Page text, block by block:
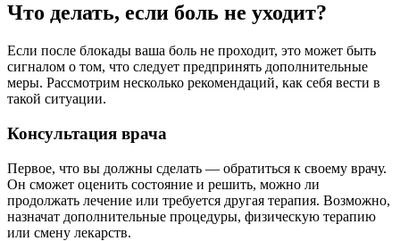
Что делать, если боль не уходит?
Если после блокады ваша боль не проходит, это может быть
сигналом о том, что следует предпринять дополнительные
меры. Рассмотрим несколько рекомендаций, как себя вести в
такой ситуации.
Консультация врача
Первое, что вы должны сделать — обратиться к своему врачу.
Он сможет оценить состояние и решить, можно ли
продолжать лечение или требуется другая терапия. Возможно,
назначат дополнительные процедуры, физическую терапию
или смену лекарств.